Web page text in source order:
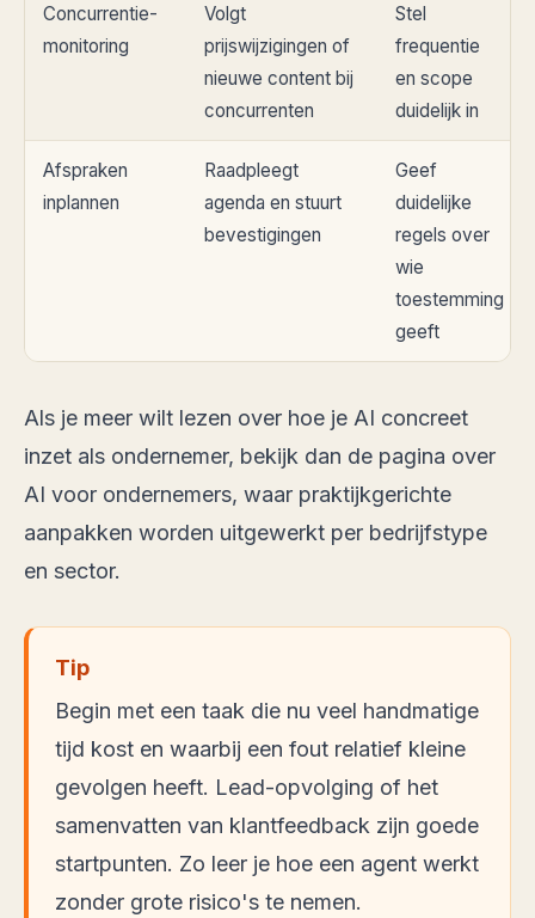
Concurrentie-
monitoring
Volgt
prijswijzigingen of
nieuwe content bij
concurrenten
Stel
frequentie
en scope
duidelijk in
Afspraken
inplannen
Raadpleegt
agenda en stuurt
bevestigingen
Geef
duidelijke
regels over
wie
toestemming
geeft
Als je meer wilt lezen over hoe je AI concreet
inzet als ondernemer, bekijk dan de pagina over
AI voor ondernemers, waar praktijkgerichte
aanpakken worden uitgewerkt per bedrijfstype
en sector.
Tip
Begin met een taak die nu veel handmatige
tijd kost en waarbij een fout relatief kleine
gevolgen heeft. Lead-opvolging of het
samenvatten van klantfeedback zijn goede
startpunten. Zo leer je hoe een agent werkt
zonder grote risico's te nemen.